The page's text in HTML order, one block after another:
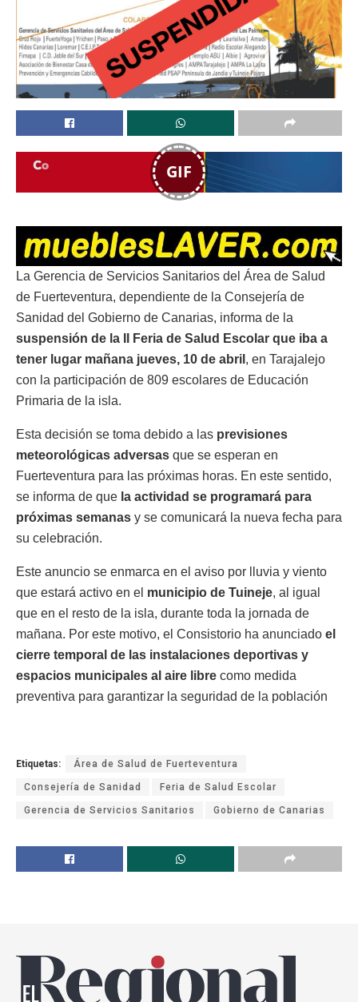
GIF
La Gerencia de Servicios Sanitarios del Área de Salud
de Fuerteventura, dependiente de la Consejería de
Sanidad del Gobierno de Canarias, informa de la
suspensión de la II Feria de Salud Escolar que iba a
tener lugar mañana jueves, 10 de abril , en Tarajalejo
con la participación de 809 escolares de Educación
Primaria de la isla.
Esta decisión se toma debido a las previsiones
meteorológicas adversas que se esperan en
Fuerteventura para las próximas horas. En este sentido,
se informa de que la actividad se programará para
próximas semanas y se comunicará la nueva fecha para
su celebración.
Este anuncio se enmarca en el aviso por lluvia y viento
que estará activo en el municipio de Tuineje, al igual
que en el resto de la isla, durante toda la jornada de
mañana. Por este motivo, el Consistorio ha anunciado el
cierre temporal de las instalaciones deportivas y
espacios municipales al aire libre como medida
preventiva para garantizar la seguridad de la población
Etiquetas: Área de Salud de Fuerteventura
Consejería de Sanidad Feria de Salud Escolar
Gerencia de Servicios Sanitarios Gobierno de Canarias